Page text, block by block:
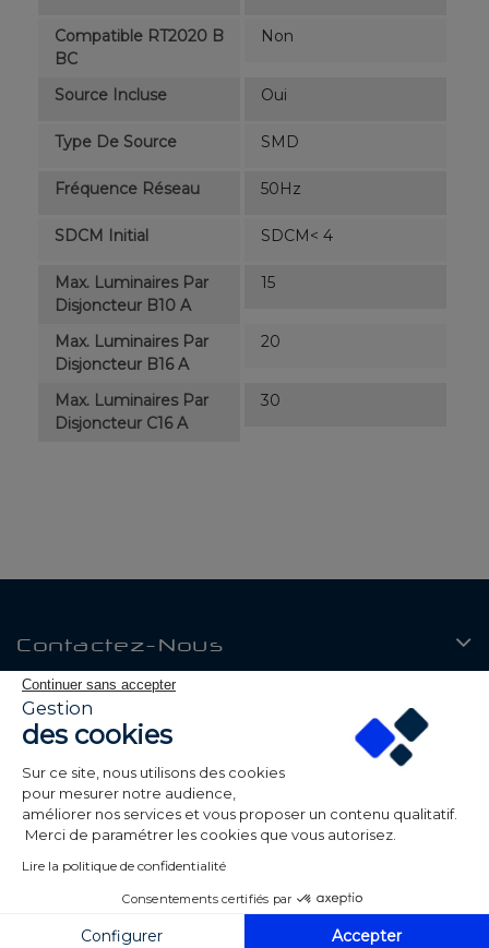
Compatible RT2020 B
BC
Non
Source Incluse Oui
Type De Source SMD
Fréquence Réseau 50Hz
SDCM Initial SDCM< 4
Max. Luminaires Par
Disjoncteur B10 A
15
Max. Luminaires Par
Disjoncteur B16 A
20
Max. Luminaires Par
Disjoncteur C16 A
30
Contactez-Nous
Produits
Notre Société
Continuer sans accepter
Gestion
des cookies
Sur ce site, nous utilisons des cookies
pour mesurer notre audience,
améliorer nos services et vous proposer un contenu qualitatif.
Merci de paramétrer les cookies que vous autorisez.
Lire la politique de confidentialité
Consentements certifiés par
Configurer Accepter